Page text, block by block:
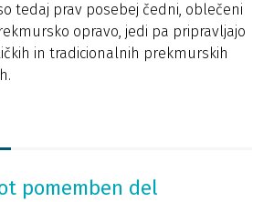
tedaj prav posebej čedni, oblečeni
opravo, jedi pa pripravljajo
in tradicionalnih prekmurskih
pomemben del